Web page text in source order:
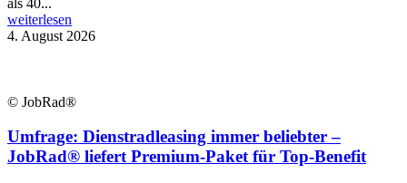
weiterlesen
4. August 2026
© JobRad®
Umfrage: Dienstradleasing immer beliebter –
JobRad® liefert Premium-Paket für Top-Benefit